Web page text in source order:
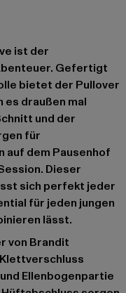
ist der
Gefertigt
bietet der Pullover
es draußen mal
und der
für
auf dem Pausenhof
Dieser
sich perfekt jeder
für jeden jungen
lässt.
von Brandit
Ellenbogenpartie